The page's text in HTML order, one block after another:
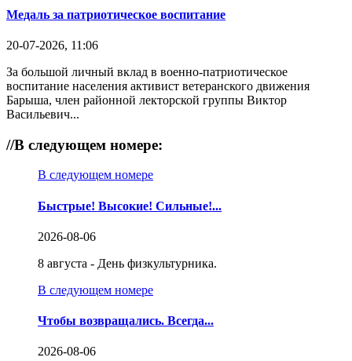
Медаль за патриотическое воспитание
20-07-2026, 11:06
За большой личный вклад в военно-патриотическое
воспитание населения активист ветеранского движения
Барыша, член районной лекторской группы Виктор
Васильевич...
//В следующем номере:
В следующем номере
Быстрые! Высокие! Сильные!...
2026-08-06
8 августа - День физкультурника.
В следующем номере
Чтобы возвращались. Всегда...
2026-08-06